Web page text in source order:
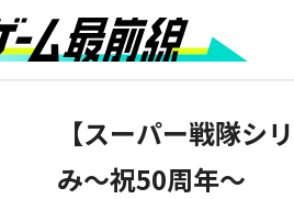
【スーパー戦隊シ
み～祝50周年～